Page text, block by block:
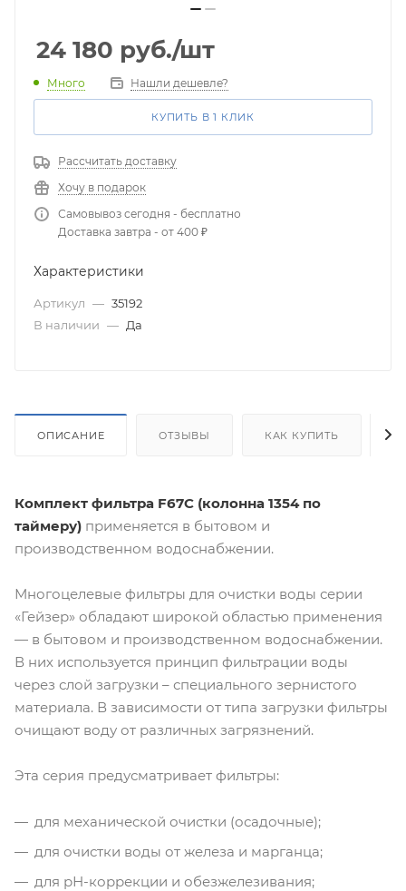
24 180 руб./шт
Много Нашли дешевле?
КУПИТЬ В 1 КЛИК
Рассчитать доставку
Хочу в подарок
Самовывоз сегодня - бесплатно
Доставка завтра - от 400 ₽
Характеристики
Артикул — 35192
В наличии — Да
ОПИСАНИЕ ОТЗЫВЫ КАК КУПИТЬ
Комплект фильтра F67С (колонна 1354 по
таймеру) применяется в бытовом и
производственном водоснабжении.
Многоцелевые фильтры для очистки воды серии
«Гейзер» обладают широкой областью применения
— в бытовом и производственном водоснабжении.
В них используется принцип фильтрации воды
через слой загрузки – специального зернистого
материала. В зависимости от типа загрузки фильтры
очищают воду от различных загрязнений.
Эта серия предусматривает фильтры:
для механической очистки (осадочные);
для очистки воды от железа и марганца;
для рН-коррекции и обезжелезивания;